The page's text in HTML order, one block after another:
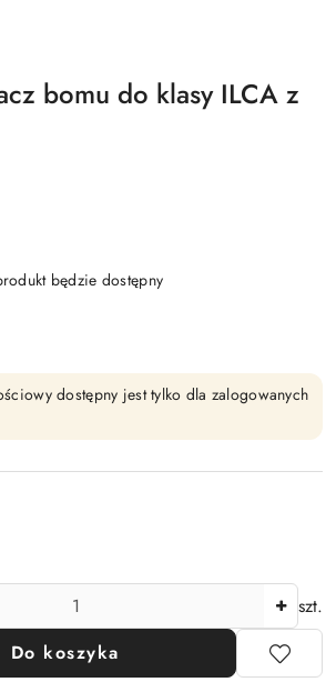
bomu do klasy ILCA z
będzie dostępny
dostępny jest tylko dla zalogowanych
szt.
Do koszyka